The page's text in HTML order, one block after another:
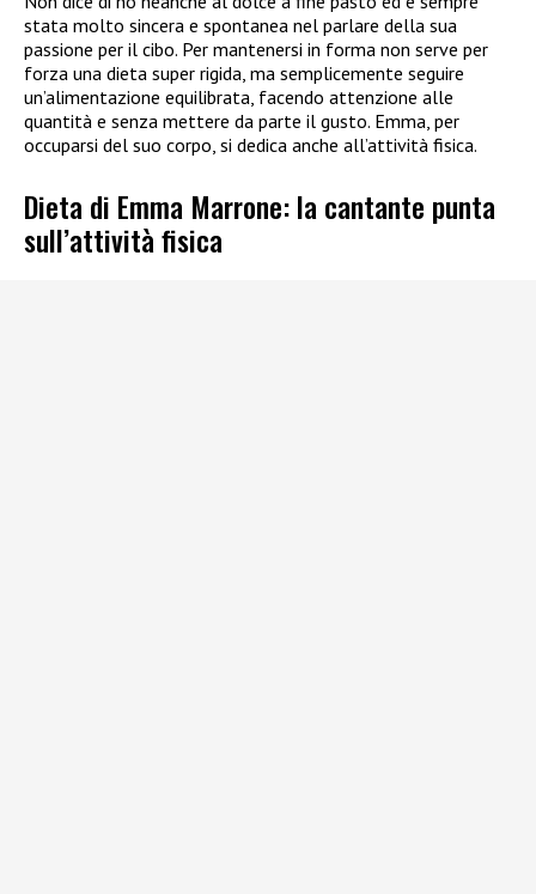
stata molto sincera e spontanea nel parlare della sua
passione per il cibo. Per mantenersi in forma non serve per
forza una dieta super rigida, ma semplicemente seguire
un’alimentazione equilibrata, facendo attenzione alle
quantità e senza mettere da parte il gusto. Emma, per
occuparsi del suo corpo, si dedica anche all’attività fisica.
Dieta di Emma Marrone: la cantante punta
sull’attività fisica